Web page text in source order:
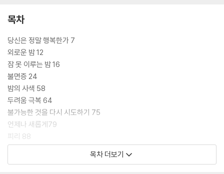
목차
당신은 정말 행복한가 7
외로운 밤 12
잠 못 이루는 밤 16
불면증 24
밤의 사색 58
두려움 극복 64
불가능한 것을 다시 시도하기 75
언제나 새롭게79
피리 88
무위의 기술 91
목차 더보기